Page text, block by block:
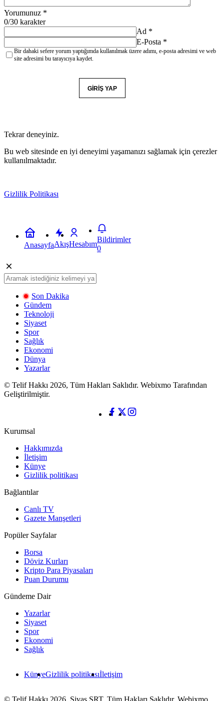
Yorumunuz *
0/30 karakter
Ad *
E-Posta *
Bir dahaki sefere yorum yaptığımda kullanılmak üzere adımı, e-posta adresimi ve web
site adresimi bu tarayıcıya kaydet.
GIRIŞ YAP
Tekrar deneyiniz.
Bu web sitesinde en iyi deneyimi yaşamanızı sağlamak için çerezler
kullanılmaktadır.
Gizlilik Politikası
AnasayfaAkışHesabım
Bildirimler
0
Son Dakika
Gündem
Teknoloji
Siyaset
Spor
Sağlık
Ekonomi
Dünya
Yazarlar
© Telif Hakkı 2026, Tüm Hakları Saklıdır. Webixmo Tarafından
Geliştirilmiştir.
Kurumsal
Hakkımızda
İletişim
Künye
Gizlilik politikası
Bağlantılar
Canlı TV
Gazete Manşetleri
Popüler Sayfalar
Borsa
Döviz Kurları
Kripto Para Piyasaları
Puan Durumu
Gündeme Dair
Yazarlar
Siyaset
Spor
Ekonomi
Sağlık
KünyeGizlilik politikasıİletişim
© Telif Hakkı 2026, Sivas SRT. Tüm Hakları Saklıdır. Webixmo